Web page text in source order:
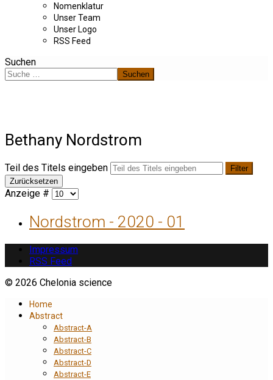
Nomenklatur
Unser Team
Unser Logo
RSS Feed
Suchen
Suchen
Bethany Nordstrom
Teil des Titels eingeben
Filter
Zurücksetzen
Anzeige #
Nordstrom - 2020 - 01
Impressum
RSS Feed
© 2026 Chelonia science
Home
Abstract
Abstract-A
Abstract-B
Abstract-C
Abstract-D
Abstract-E